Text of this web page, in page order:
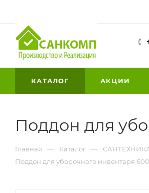
КАТАЛОГ АКЦИИ
Поддон для
Главная — Каталог —
Поддон для уборочного инвентаря